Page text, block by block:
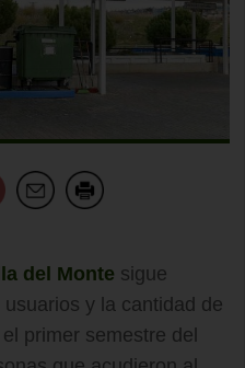
del Monte sigue
y la cantidad de
primer semestre del